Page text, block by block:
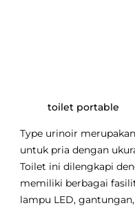
toilet portable
Type urinoir
untuk pria dengan
Toilet ini dilengkapi
memiliki berbagai
lampu LED,